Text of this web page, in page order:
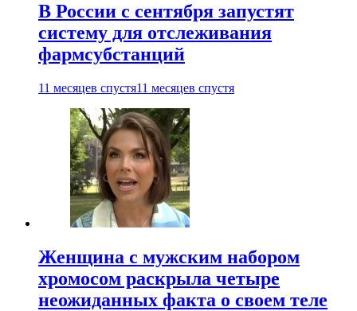
В России с сентября запустят
систему для отслеживания
фармсубстанций
11 месяцев спустя11 месяцев спустя
Женщина с мужским набором
хромосом раскрыла четыре
неожиданных факта о своем теле